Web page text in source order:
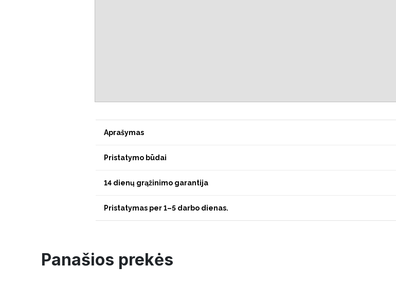
Aprašymas
Pristatymo būdai
14 dienų grąžinimo garantija
Pristatymas per 1–5 darbo dienas.
Panašios prekės